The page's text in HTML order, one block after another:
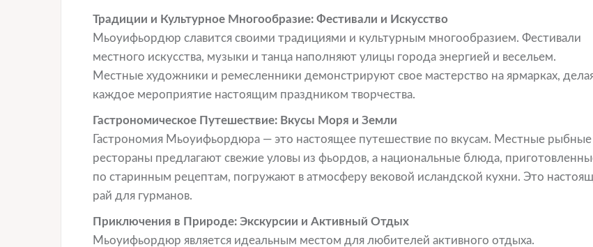
Традиции и Культурное Многообразие: Фестивали и Искусство
Мьоуифьордюр славится своими традициями и культурным многообразием. Фестивали
местного искусства, музыки и танца наполняют улицы города энергией и весельем.
Местные художники и ремесленники демонстрируют свое мастерство на ярмарках,
каждое мероприятие настоящим праздником творчества.
Гастрономическое Путешествие: Вкусы Моря и Земли
Гастрономия Мьоуифьордюра — это настоящее путешествие по вкусам. Местные рыбные
рестораны предлагают свежие уловы из фьордов, а национальные блюда,
по старинным рецептам, погружают в атмосферу вековой исландской кухни. Это
рай для гурманов.
Приключения в Природе: Экскурсии и Активный Отдых
Мьоуифьордюр является идеальным местом для любителей активного отдыха.